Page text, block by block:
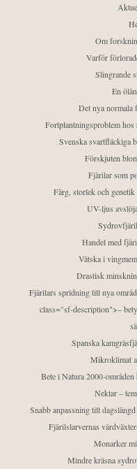
Om
Varför
Slingrande
En
Det nya normala
Fortplantningsproblem hos
Svenska svartfläckiga
Förskjuten
Fjärilar som
Färg, storlek och
UV-ljus
Handel med
Vätska i
Drastisk
Fjärilars spridning till nya
class="sf-description">–
Spanska
Mikroklimat
Bete i Natura 2000-
Nektar –
Snabb anpassning till
Fjärilslarvernas
Monarker
Mindre kräsna